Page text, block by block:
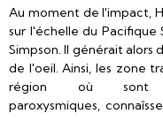
Au moment de l'impact,
sur l'échelle du
Simpson. Il générait alors
de l'oeil. Ainsi, les zone
région où sont
paroxysmiques,